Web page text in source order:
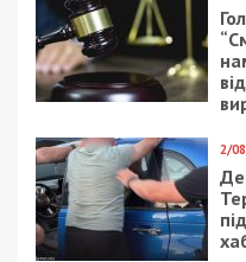
26/01/2024 - 9:22
Тонкости восточного
правосудия, или, как
турецкий Лимак
бросил достройку
метро в Днепре и не
возвращает более 50
млн евро